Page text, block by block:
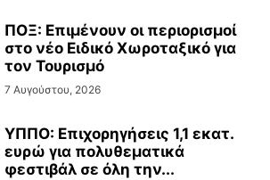
ΠΟΞ: Επιμένουν οι περιορισμοί
στο νέο Ειδικό Χωροταξικό για
τον Τουρισμό
7 Αυγούστου, 2026
ΥΠΠΟ: Επιχορηγήσεις 1,1 εκατ.
ευρώ για πολυθεματικά
φεστιβάλ σε όλη την...